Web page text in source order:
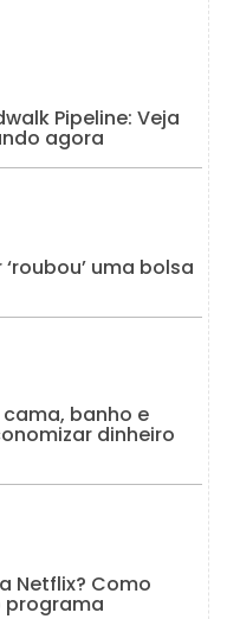
Pipeline: Veja
agora
uma bolsa
banho e
dinheiro
Netflix? Como
programa